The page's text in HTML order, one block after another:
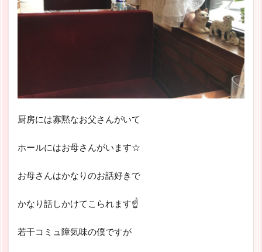
厨房には寡黙なお父さんがいて
ホールにはお母さんがいます☆
お母さんはかなりのお話好きで
かなり話しかけてこられます☝
若干コミュ障気味の僕ですが